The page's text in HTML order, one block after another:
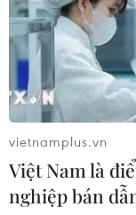
vietnamplus.vn
Việt Nam là
nghiệp bán